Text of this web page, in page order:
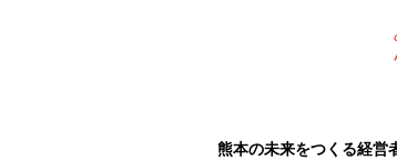
熊本の未来をつくる経営